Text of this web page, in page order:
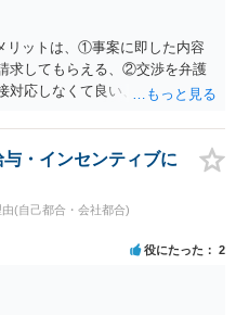
リットは、①事案に即した内容
求してもらえる、②交渉を弁護
対応しなくて良い、というとこ
かどうかは分かりません。 ２
、秘密録音はプライバシー保護
は注意が必要です(証拠排除され
いう証拠に基づいて、誰が判断
認定しなかったからといっ
。具体的な証拠とそれで認定
的なことをしなければ名誉毀
為をしなければ、通常は起こ
・インセンティブに
(自己都合・会社都合)
役にたった 2